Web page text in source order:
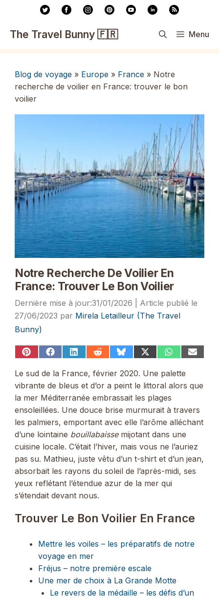
contenu
The Travel Bunny 🇫🇷 Menu
Blog de voyage » Europe » France » Notre
recherche de voilier en France: trouver le bon
voilier
Notre Recherche De Voilier En
France: Trouver Le Bon Voilier
31/01/2026
27/06/2023 par Mirela Letailleur (The Travel
Bunny)
Share
Pinterest
Share
Facebook
Share
LinkedIn
Share
Reddit
Share
Bluesky
Share
X
(Twitter)
Share
WhatsApp
Share
Le sud de la France, février 2020. Une palette
vibrante de bleus et d’or a peint le littoral alors que
la mer Méditerranée embrassait les plages
ensoleillées. Une douce brise murmurait à travers
les palmiers, emportant avec elle l’arôme alléchant
d’une lointaine bouillabaissemijotant dans une
cuisine locale. C’était l’hiver, mais vous ne l’auriez
pas su. Mathieu, juste vêtu d’un t-shirt et d’un jean,
absorbait les rayons du soleil de l’après-midi, ses
yeux reflétant l’étendue azur de la mer qui
s’étendait devant nous.
Trouver Le Bon Voilier En France
Mettre les voiles – les préparatifs de notre
voyage en mer
Fréjus – notre première escale
Une mer de choix à La Grande Motte
Le revers de la médaille – les défis d’un